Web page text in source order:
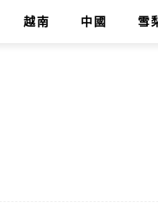
越南 中國 雪